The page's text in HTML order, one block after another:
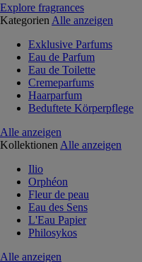
Explore fragrances
Kategorien Alle anzeigen
Exklusive Parfums
Eau de Parfum
Eau de Toilette
Cremeparfums
Haarparfum
Beduftete Körperpflege
Alle anzeigen
Kollektionen Alle anzeigen
Ilio
Orphéon
Fleur de peau
Eau des Sens
L'Eau Papier
Philosykos
Alle anzeigen